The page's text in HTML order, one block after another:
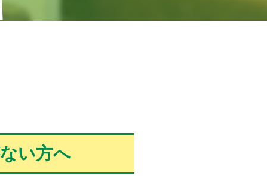
い方へ